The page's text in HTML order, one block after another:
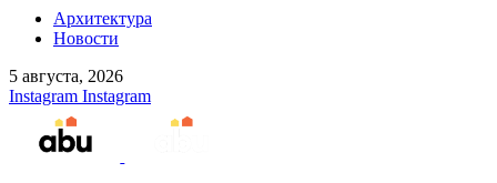
Архитектура
Новости
5 августа, 2026
Instagram Instagram